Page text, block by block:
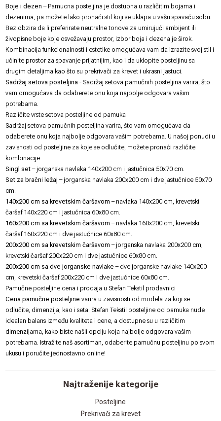
Boje i dezen – Pamucna posteljina je dostupna u različitim bojama i
dezenima, pa možete lako pronaći stil koji se uklapa u vašu spavaću sobu.
Bez obzira da li preferirate neutralne tonove za umirujući ambijent ili
živopisne boje koje osvežavaju prostor, izbor boja i dezena je širok.
Kombinacija funkcionalnosti i estetike omogućava vam da izrazite svoj stil i
učinite prostor za spavanje prijatnijim, kao i da uklopite posteljinu sa
drugim detaljima kao što su prekrivači za krevet i ukrasni jastuci.
Sadržaj setova posteljina - Sadržaj setova pamučnih posteljina varira, što
vam omogućava da odaberete onu koja najbolje odgovara vašim
potrebama.
Različite vrste setova posteljine od pamuka
Sadržaj setova pamučnih posteljina varira, što vam omogućava da
odaberete onu koja najbolje odgovara vašim potrebama. U našoj ponudi u
zavisnosti od posteljine za koje se odlučite, možete pronaći različite
kombinacije:
Singl set– jorganska navlaka 140x200 cm i jastučnica 50x70 cm.
Set za bračni ležaj – jorganska navlaka 200x200 cm i dve jastučnice 50x70
cm.
140x200 cm sa krevetskim čaršavom– navlaka 140x200 cm, krevetski
čaršaf 140x220 cm i jastučnica 60x80 cm.
160x200 cm sa krevetskim čaršavom – navlaka 160x200 cm, krevetski
čaršaf 160x220 cm i dve jastučnice 60x80 cm.
200x200 cm sa krevetskim čaršavom – jorganska navlaka 200x200 cm,
krevetski čaršaf 200x220 cm i dve jastučnice 60x80 cm.
200x200 cm sa dve jorganske navlake – dve jorganske navlake 140x200
cm, krevetski čaršaf 200x220 cm i dve jastučnice 60x80 cm.
Pamučne posteljine cena i prodaja u Stefan Tekstil prodavnici
Cena pamučne posteljinevarira u zavisnosti od modela za koji se
odlučite, dimenzija, kao i seta. Stefan Tekstil posteljine od pamuka nude
idealan balans između kvaliteta i cene, a dostupne su u različitim
dimenzijama, kako biste našli opciju koja najbolje odgovara vašim
potrebama. Istražite naš asortiman, odaberite pamučnu posteljinu po svom
ukusu i poručite jednostavno online!
Najtraženije kategorije
Posteljine
Prekrivači za krevet